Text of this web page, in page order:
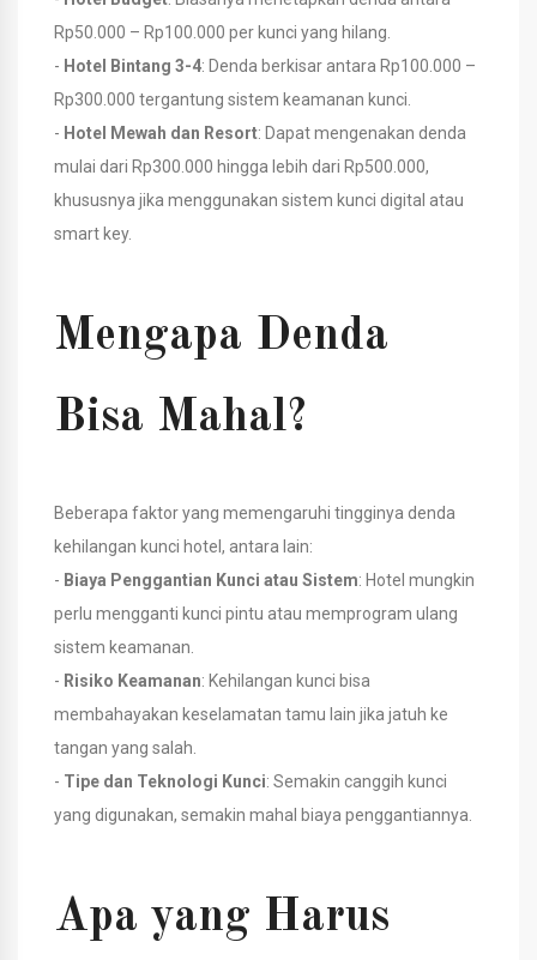
Rp50.000 – Rp100.000 per kunci yang hilang.
- Hotel Bintang 3-4: Denda berkisar antara Rp100.000 –
Rp300.000 tergantung sistem keamanan kunci.
- Hotel Mewah dan Resort: Dapat mengenakan denda
mulai dari Rp300.000 hingga lebih dari Rp500.000,
khususnya jika menggunakan sistem kunci digital atau
smart key.
Mengapa Denda
Bisa Mahal?
Beberapa faktor yang memengaruhi tingginya denda
kehilangan kunci hotel, antara lain:
- Biaya Penggantian Kunci atau Sistem: Hotel mungkin
perlu mengganti kunci pintu atau memprogram ulang
sistem keamanan.
- Risiko Keamanan: Kehilangan kunci bisa
membahayakan keselamatan tamu lain jika jatuh ke
tangan yang salah.
- Tipe dan Teknologi Kunci: Semakin canggih kunci
yang digunakan, semakin mahal biaya penggantiannya.
Apa yang Harus